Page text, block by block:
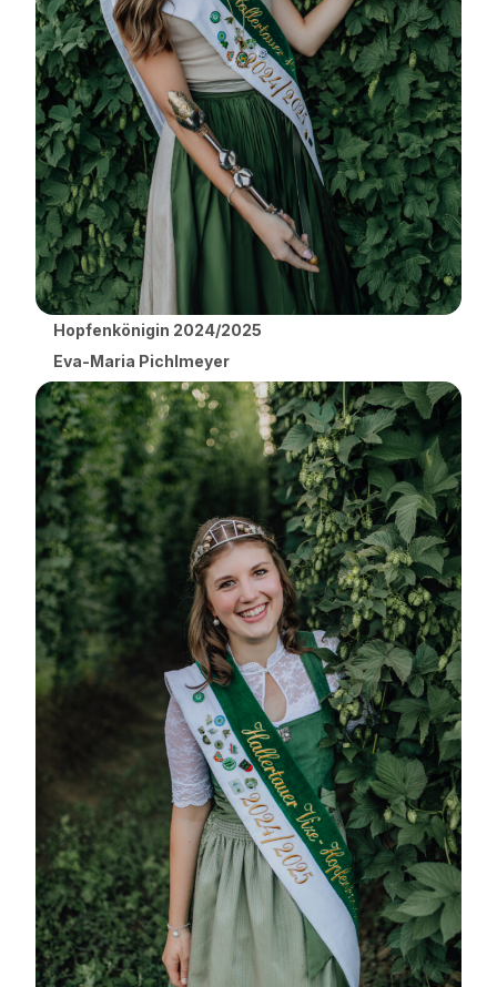
Hopfenkönigin 2024/2025
Eva-Maria Pichlmeyer